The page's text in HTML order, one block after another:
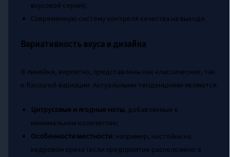
вкусовой серии);
Современную систему контроля качества на выходе.
Вариативность вкуса и дизайна
В линейке, вероятно, представлены как классические, так
и flavoured-вариации. Актуальными тенденциями являются:
Цитрусовые и ягодные ноты, добавляемые в
минимальном количестве;
Особенности местности: например, настойки на
кедровом орехе (если предприятие расположено в